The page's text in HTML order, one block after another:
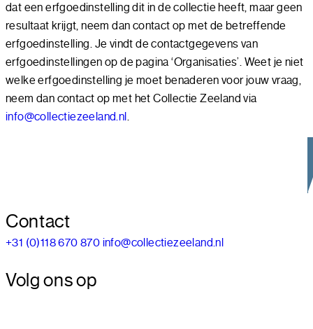
dat een erfgoedinstelling dit in de collectie heeft, maar geen
resultaat krijgt, neem dan contact op met de betreffende
erfgoedinstelling. Je vindt de contactgegevens van
erfgoedinstellingen op de pagina ‘Organisaties’. Weet je niet
welke erfgoedinstelling je moet benaderen voor jouw vraag,
neem dan contact op met het Collectie Zeeland via
info@collectiezeeland.nl .
Contact
+31 (0)118 670 870 info@collectiezeeland.nl
Volg ons op